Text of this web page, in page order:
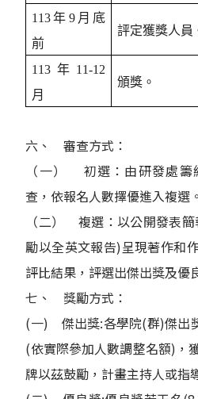
113年9月底
前
評定獲獎人員
113年11-12
月
頒獎。
六、 審查方式：
（一） 初選：由研發處籌
查，依報名人數擇優進入複選。
（二） 複選：以公開發表
勵以全英文報告)呈現著作和
評比結果，評選出傑出獎及優
七、 獎勵方式：
(一) 傑出獎:各學院(群)傑出
(依實際參加人數調整名額)，
牌以茲鼓勵，計畫主持人或指